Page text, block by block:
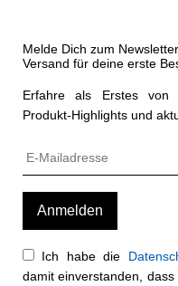
Melde Dich zum
Versand für deine erste
Erfahre als Erstes von
Produkt-Highlights und
Ich habe die
damit einverstanden, dass